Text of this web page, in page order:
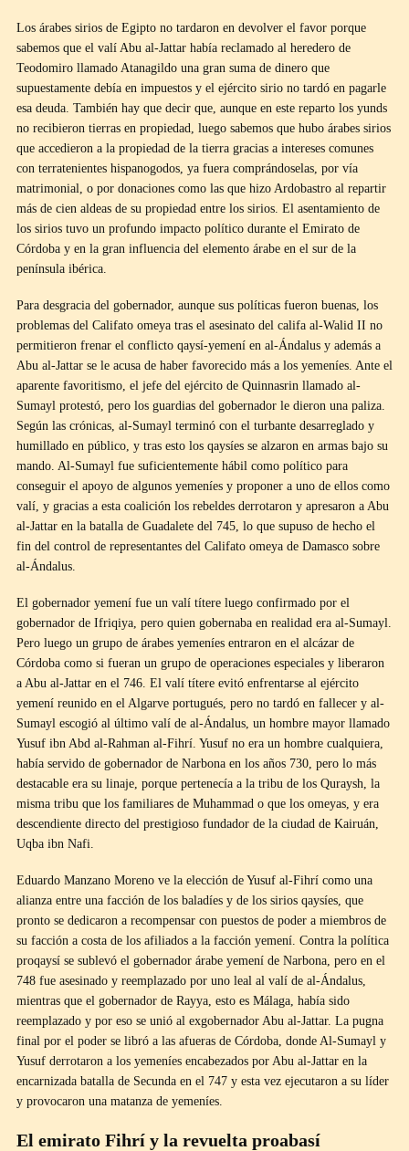
Los árabes sirios de Egipto no tardaron en devolver el favor porque
sabemos que el valí Abu al-Jattar había reclamado al heredero de
Teodomiro llamado Atanagildo una gran suma de dinero que
supuestamente debía en impuestos y el ejército sirio no tardó en pagarle
esa deuda. También hay que decir que, aunque en este reparto los yunds
no recibieron tierras en propiedad, luego sabemos que hubo árabes sirios
que accedieron a la propiedad de la tierra gracias a intereses comunes
con terratenientes hispanogodos, ya fuera comprándoselas, por vía
matrimonial, o por donaciones como las que hizo Ardobastro al repartir
más de cien aldeas de su propiedad entre los sirios. El asentamiento de
los sirios tuvo un profundo impacto político durante el Emirato de
Córdoba y en la gran influencia del elemento árabe en el sur de la
península ibérica.
Para desgracia del gobernador, aunque sus políticas fueron buenas, los
problemas del Califato omeya tras el asesinato del califa al-Walid II no
permitieron frenar el conflicto qaysí-yemení en al-Ándalus y además a
Abu al-Jattar se le acusa de haber favorecido más a los yemeníes. Ante el
aparente favoritismo, el jefe del ejército de Quinnasrin llamado al-
Sumayl protestó, pero los guardias del gobernador le dieron una paliza.
Según las crónicas, al-Sumayl terminó con el turbante desarreglado y
humillado en público, y tras esto los qaysíes se alzaron en armas bajo su
mando. Al-Sumayl fue suficientemente hábil como político para
conseguir el apoyo de algunos yemeníes y proponer a uno de ellos como
valí, y gracias a esta coalición los rebeldes derrotaron y apresaron a Abu
al-Jattar en la batalla de Guadalete del 745, lo que supuso de hecho el
fin del control de representantes del Califato omeya de Damasco sobre
al-Ándalus.
El gobernador yemení fue un valí títere luego confirmado por el
gobernador de Ifriqiya, pero quien gobernaba en realidad era al-Sumayl.
Pero luego un grupo de árabes yemeníes entraron en el alcázar de
Córdoba como si fueran un grupo de operaciones especiales y liberaron
a Abu al-Jattar en el 746. El valí títere evitó enfrentarse al ejército
yemení reunido en el Algarve portugués, pero no tardó en fallecer y al-
Sumayl escogió al último valí de al-Ándalus, un hombre mayor llamado
Yusuf ibn Abd al-Rahman al-Fihrí. Yusuf no era un hombre cualquiera,
había servido de gobernador de Narbona en los años 730, pero lo más
destacable era su linaje, porque pertenecía a la tribu de los Quraysh, la
misma tribu que los familiares de Muhammad o que los omeyas, y era
descendiente directo del prestigioso fundador de la ciudad de Kairuán,
Uqba ibn Nafi.
Eduardo Manzano Moreno ve la elección de Yusuf al-Fihrí como una
alianza entre una facción de los baladíes y de los sirios qaysíes, que
pronto se dedicaron a recompensar con puestos de poder a miembros de
su facción a costa de los afiliados a la facción yemení. Contra la política
proqaysí se sublevó el gobernador árabe yemení de Narbona, pero en el
748 fue asesinado y reemplazado por uno leal al valí de al-Ándalus,
mientras que el gobernador de Rayya, esto es Málaga, había sido
reemplazado y por eso se unió al exgobernador Abu al-Jattar. La pugna
final por el poder se libró a las afueras de Córdoba, donde Al-Sumayl y
Yusuf derrotaron a los yemeníes encabezados por Abu al-Jattar en la
encarnizada batalla de Secunda en el 747 y esta vez ejecutaron a su líder
y provocaron una matanza de yemeníes.
El emirato Fihrí y la revuelta proabasí